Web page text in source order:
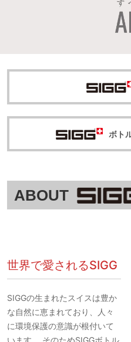
ボト
ABOUT
世界で愛されるSIGG
SIGGの生まれたスイスは豊か
な自然に恵まれており、人々
に環境保護の意識が根付いて
います。 そのためSIGGボトル